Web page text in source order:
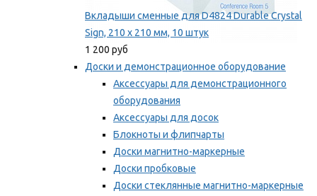
Вкладыши сменные для D4824 Durable Crystal
Sign, 210 x 210 мм, 10 штук
1 200 руб
Доски и демонстрационное оборудование
Аксессуары для демонстрационного
оборудования
Аксессуары для досок
Блокноты и флипчарты
Доски магнитно-маркерные
Доски пробковые
Доски стеклянные магнитно-маркерные